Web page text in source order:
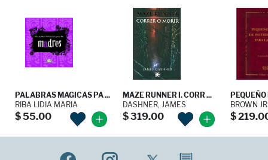
PALABRAS MAGICAS PA ...
RIBA LIDIA MARIA
$ 55.00
MAZE RUNNER I. CORR ...
DASHNER, JAMES
$ 319.00
BROWN
$